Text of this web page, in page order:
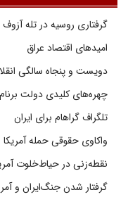
گرفتاری روسیه در تله آزوف
امیدهای اقتصاد عراق
دویست و پنجاه سالگی
چهره‌های کلیدی دولت برنام
تلگراف گراهام برای ایران
واکاوی حقوقی حمله آمریکا
نقطه‌زنی در حیاط‌خلوت
گرفتار شدن جنگ‌ایران و